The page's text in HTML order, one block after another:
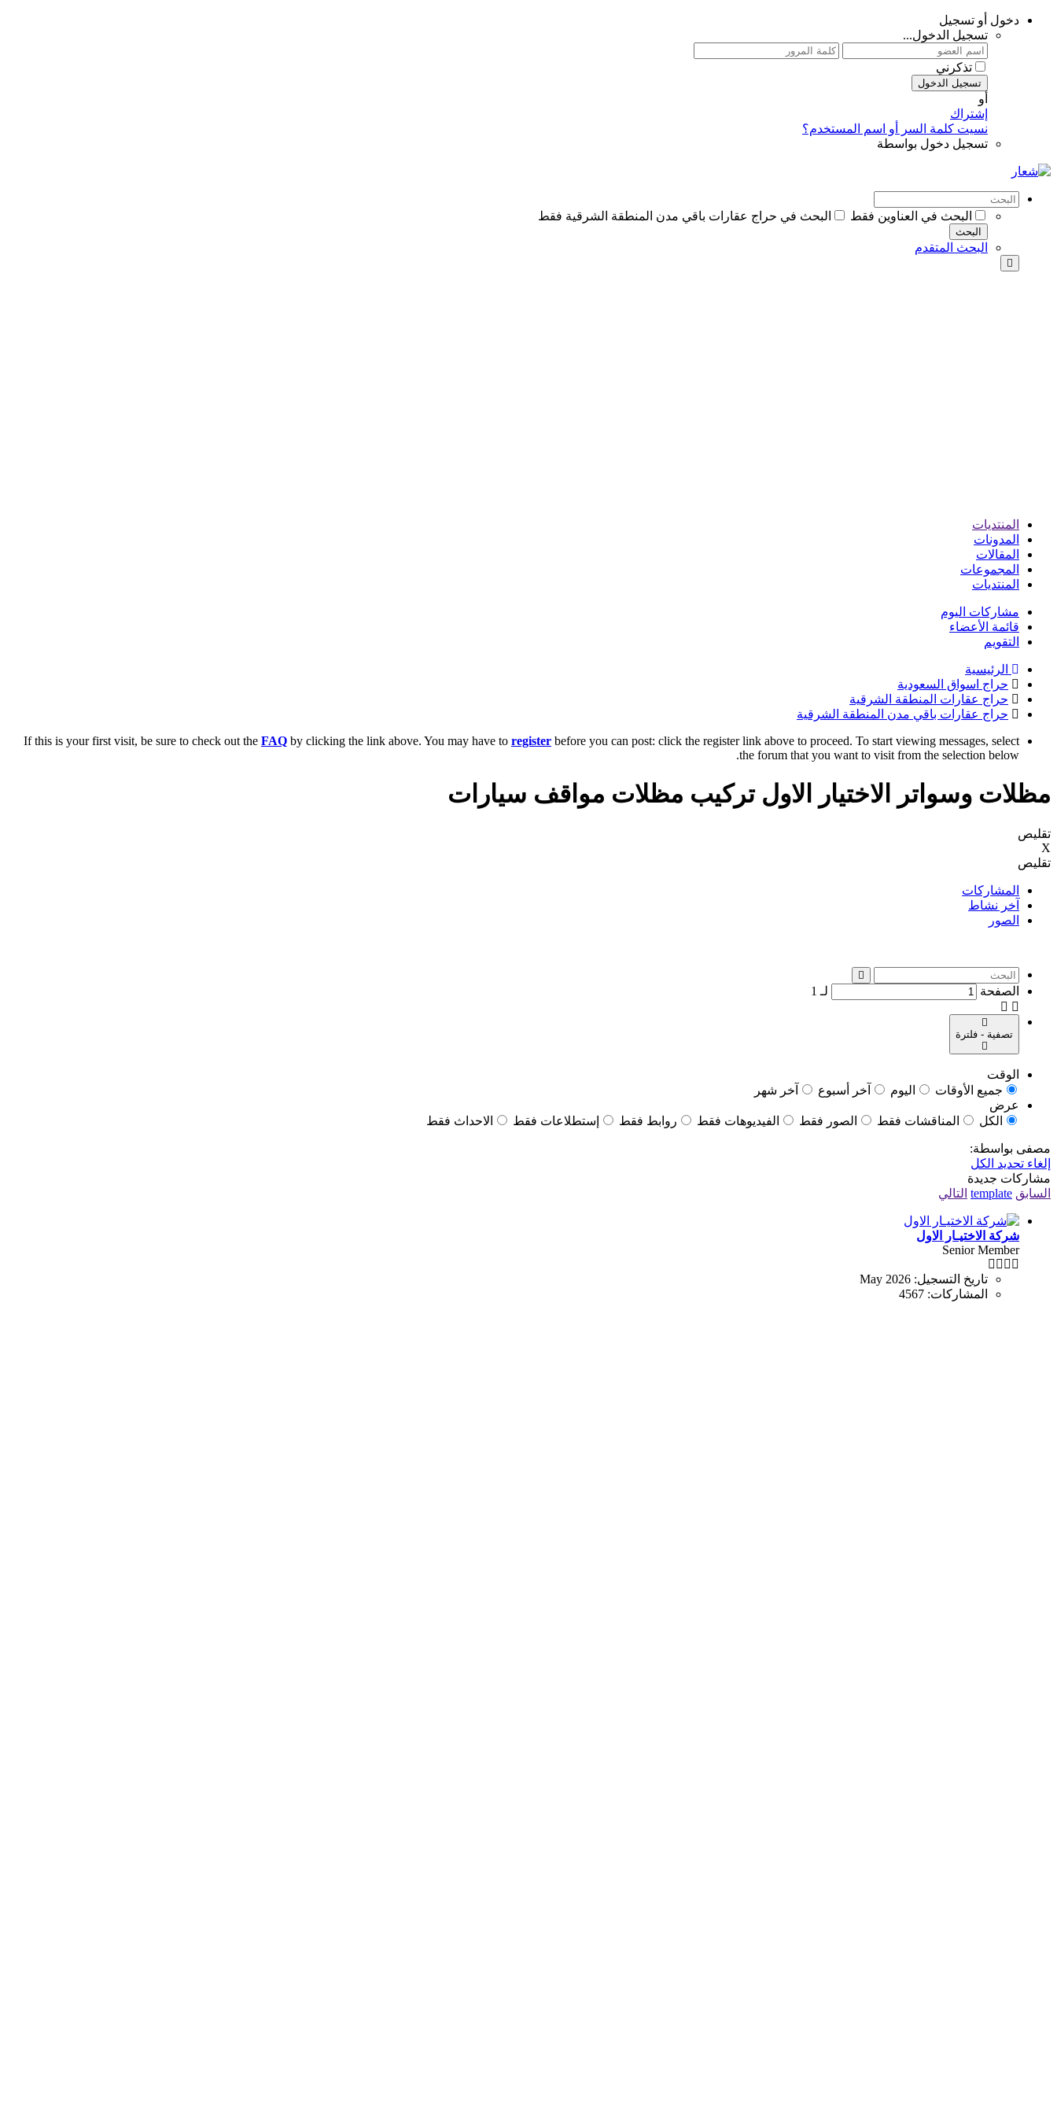
دخول أو تسجيل
تسجيل الدخول...
تذكرني
تسجيل الدخول
أو
إشتراك
نسيت كلمة السر أو اسم المستخدم؟
تسجيل دخول بواسطة
البحث في العناوين فقط البحث في حراج عقارات باقي مدن المنطقة الشرقية فقط
البحث
البحث المتقدم
المنتديات
المدونات
المقالات
المجموعات
المنتديات
مشاركات اليوم
قائمة الأعضاء
التقويم
الرئيسية
حراج اسواق السعودية
حراج عقارات المنطقة الشرقية
حراج عقارات باقي مدن المنطقة الشرقية
If this is your first visit, be sure to check out the FAQ by clicking the link above. You may have to register before you can post: click the register link above to proceed. To start viewing messages, select
the forum that you want to visit from the selection below.
مظلات وسواتر الاختيار الاول تركيب مظلات مواقف سيارات
تقليص
X
تقليص
المشاركات
آخر نشاط
الصور
الصفحة لـ 1
تصفية - فلترة
الوقت
جميع الأوقات
اليوم آخر أسبوع
آخر شهر
عرض
الكل
المناقشات فقط الصور فقط الفيديوهات فقط روابط فقط إستطلاعات فقط الاحداث فقط
مصفى بواسطة:
إلغاء تحديد الكل
مشاركات جديدة
السابق template التالي
شركة الاختيـار الاول
Senior Member
تاريخ التسجيل: May 2026
المشاركات: 4567